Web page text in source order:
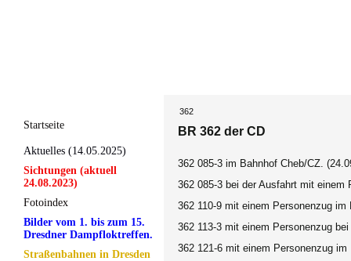
Startseite
Aktuelles (14.05.2025)
Sichtungen (aktuell
24.08.2023)
Fotoindex
Bilder vom 1. bis zum 15.
Dresdner Dampfloktreffen.
Straßenbahnen in Dresden
362
BR 362 der CD
362 085-3 im Bahnhof Cheb/CZ.
362 085-3 bei der Ausfahrt mit einem
362 110-9 mit einem Personenzug im
362 113-3 mit einem Personenzug
362 121-6 mit einem Personenzug im